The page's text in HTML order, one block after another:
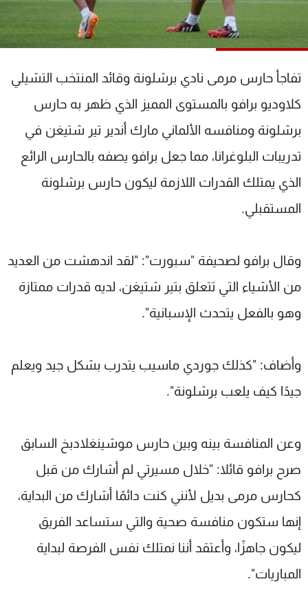
تفاجأ حارس مرمى نادي برشلونة وقائد المنتخب التشيلي
كلاوديو برافو بالمستوى المميز الذي ظهر به حارس
برشلونة ومنافسه الألماني مارك أندير تير شتيغن في
تدريبات البلوغرانا، مما جعل برافو يصفه بالحارس الرائع
الذي يمتلك القدرات اللازمة ليكون حارس برشلونة
المستقبلي.
وقال برافو لصحيفة "سبورت": "لقد اندهشت من العديد
من الأشياء التي تتعلق بتير شتيغن، لديه قدرات ممتازة
وهو بالفعل يتحدث الإسبانية".
وأضاف: "كذلك جوردي ماسيب يتدرب بشكل جيد ويعلم
جيدًا كيف يلعب برشلونة".
وعن المنافسة بينه وبين حارس موشينغلادبخ السابق
صرح برافو قائلا: "خلال مسيرتي لم أشارك من قبل
كحارس مرمى بديل لأنني كنت دائمًا أشارك من البداية،
إنها ستكون منافسة صحية والتي ستساعد الفريق
ليكون جاهزًا، وأعتقد أننا نمتلك نفس الفرصة لبداية
المباريات".
شاهد البرامج
الترددات
عن MTV
لاعلاناتكم
وظائف
شروط الإسـتخدام
سياسة الخصوصية